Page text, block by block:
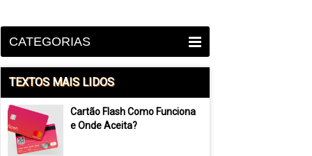
CATEGORIAS
TEXTOS MAIS LIDOS
Cartão Flash Como Funciona
e Onde Aceita?